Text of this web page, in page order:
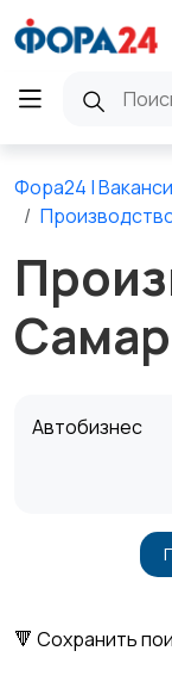
Фора24 |
Автобизнес
Бытовые
🔻 Сохранить